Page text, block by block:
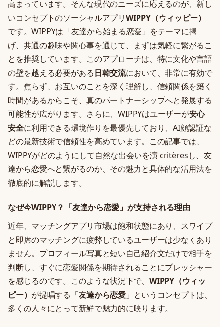
高まっています。そんな現代のニーズに応えるのが、新し
いコンセプトのソーシャルアプリWIPPY（ウィッピー）
です。WIPPYは「友達から始まる恋愛」をテーマに掲
げ、共通の趣味や関心事を通じて、まずは気軽に繋がるこ
とを推奨しています。このアプローチは、特に文化や言語
の壁を越える必要がある日韓交流において、非常に有効で
す。焦らず、お互いのことを深く理解し、信頼関係を築く
時間があるからこそ、真のパートナーシップへと発展する
可能性が広がります。さらに、WIPPYはユーザーが安心
安全に利用できる環境作りを最優先しており、AI顔認証な
どの最新技術で信頼性を高めています。この記事では、
WIPPYがどのようにして自然な出会いを演 critèresし、友
達から恋愛へと繋がるのか、その魅力と具体的な活用法を
徹底的に解説します。
なぜ今WIPPY？「友達から恋愛」が支持される理由
近年、マッチングアプリ市場は飽和状態にあり、スワイプ
と即席のマッチングに疲弊しているユーザーは少なくあり
ません。プロフィール写真と短い自己紹介文だけで相手を
判断し、すぐに恋愛関係を期待されることにプレッシャー
を感じるのです。このような状況下で、 WIPPY（ウィッ
ピー） が提唱する「友達から恋愛 」というコンセプトは、
多くの人々にとって新鮮で魅力的に映ります。